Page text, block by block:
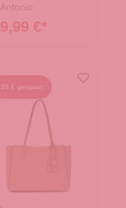
Antonio
9,99 €*
35 € gespart